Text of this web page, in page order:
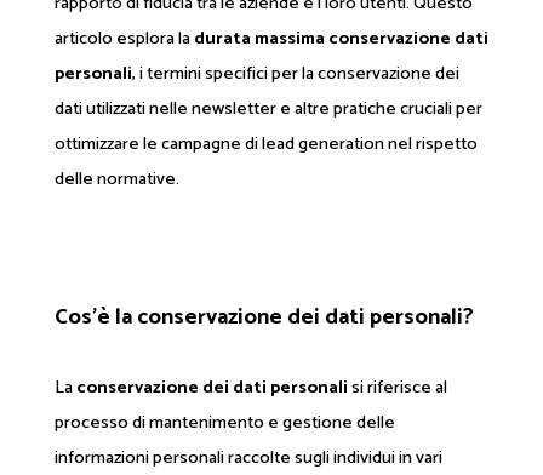
articolo esplora ladurata massima conservazione dati
personali, i termini specifici per la conservazione dei
dati utilizzati nelle newsletter e altre pratiche cruciali per
ottimizzare le campagne di lead generation nel rispetto
delle normative.
Cos’è la conservazione dei dati personali?
Laconservazione dei dati personalisi riferisce al
processo di mantenimento e gestione delle
informazioni personali raccolte sugli individui in vari